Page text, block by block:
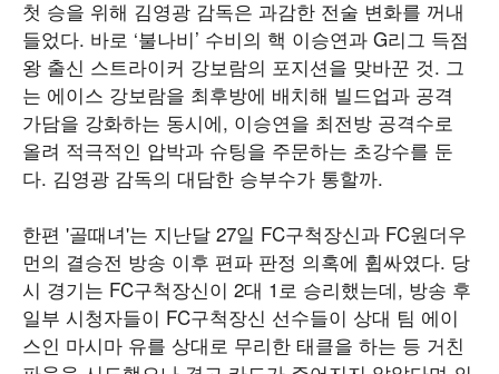
첫 승을 위해 김영광 감독은 과감한 전술 변화를 꺼내
들었다. 바로 ‘불나비’ 수비의 핵 이승연과 G리그 득점
왕 출신 스트라이커 강보람의 포지션을 맞바꾼 것. 그
는 에이스 강보람을 최후방에 배치해 빌드업과 공격
가담을 강화하는 동시에, 이승연을 최전방 공격수로
올려 적극적인 압박과 슈팅을 주문하는 초강수를 둔
다. 김영광 감독의 대담한 승부수가 통할까.
한편 '골때녀'는 지난달 27일 FC구척장신과 FC원더우
먼의 결승전 방송 이후 편파 판정 의혹에 휩싸였다. 당
시 경기는 FC구척장신이 2대 1로 승리했는데, 방송 후
일부 시청자들이 FC구척장신 선수들이 상대 팀 에이
스인 마시마 유를 상대로 무리한 태클을 하는 등 거친